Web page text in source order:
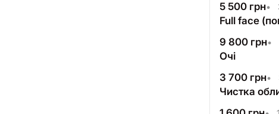
5 500 грн•
Full face
9 800 грн•
Очі
3 700 грн•
Чистка